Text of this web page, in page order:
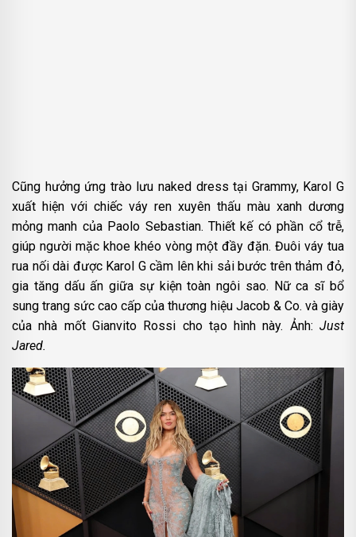
Cũng hưởng ứng trào lưu naked dress tại Grammy, Karol G
xuất hiện với chiếc váy ren xuyên thấu màu xanh dương
mỏng manh của Paolo Sebastian. Thiết kế có phần cổ trễ,
giúp người mặc khoe khéo vòng một đầy đặn. Đuôi váy tua
rua nối dài được Karol G cầm lên khi sải bước trên thảm đỏ,
gia tăng dấu ấn giữa sự kiện toàn ngôi sao. Nữ ca sĩ bổ
sung trang sức cao cấp của thương hiệu Jacob & Co. và giày
của nhà mốt Gianvito Rossi cho tạo hình này. Ảnh: Just
Jared.